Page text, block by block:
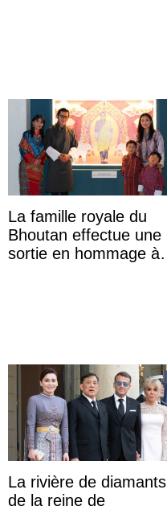
La famille royale du
Bhoutan effectue une
sortie en hommage à
La rivière de diamants
de la reine de